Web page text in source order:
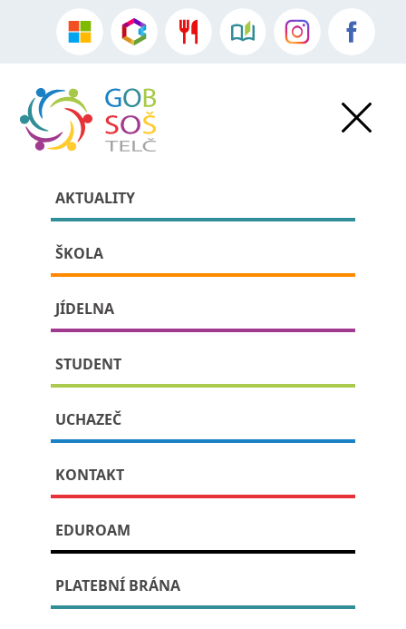
AKTUALITY
ŠKOLA
JÍDELNA
STUDENT
UCHAZEČ
KONTAKT
EDUROAM
PLATEBNÍ BRÁNA
» Účetnictví
Účetnictví
Publikováno: 31. července, 2023
Účetnictví
Charakteristika učiva
výuka podvojného účetnictví